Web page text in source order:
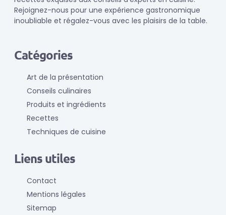
Rejoignez-nous pour une expérience gastronomique
inoubliable et régalez-vous avec les plaisirs de la table.
Catégories
Art de la présentation
Conseils culinaires
Produits et ingrédients
Recettes
Techniques de cuisine
Liens utiles
Contact
Mentions légales
Sitemap